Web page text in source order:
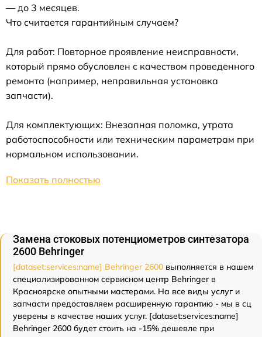
— до 3 месяцев.
Что считается гарантийным случаем?
Для работ: Повторное проявление неисправности,
который прямо обусловлен с качеством проведенного
ремонта (например, неправильная установка
запчасти).
Для комплектующих: Внезапная поломка, утрата
работоспособности или техническим параметрам при
нормальном использовании.
Показать полностью
Замена стоковых потенциометров синтезатора
2600 Behringer
[dataset:services:name] Behringer 2600 выполняется в нашем
специализированном сервисном центр Behringer в
Красноярске опытными мастерами. На все виды услуг и
запчасти предоставляем расширенную гарантию - мы в сц
уверены в качестве наших услуг. [dataset:services:name]
Behringer 2600 будет стоить на -15% дешевле при